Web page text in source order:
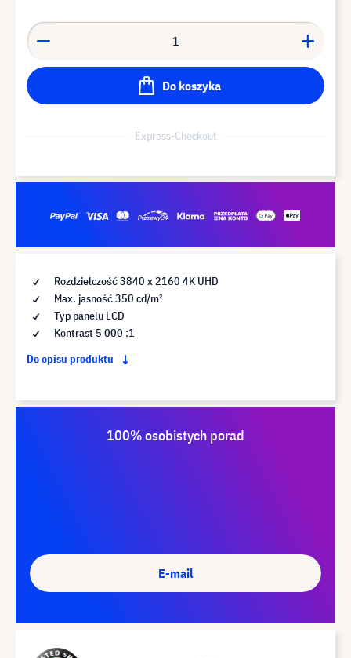
Do koszyka
Express-Checkout
Rozdzielczość 3840 x 2160 4K UHD
Max. jasność 350 cd/m²
Typ panelu LCD
Kontrast 5 000 :1
Do opisu produktu
100% osobistych porad
E-mail